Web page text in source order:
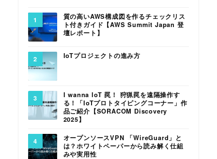
質の高いAWS構成図を作るチェックリス
ト付きガイド【AWS Summit Japan 登
壇レポート】
IoTプロジェクトの進み方
I wanna IoT 罠！ 狩猟罠を遠隔操作す
る！「IoTプロトタイピングコーナー」作
品ご紹介【SORACOM Discovery
2025】
オープンソースVPN 「WireGuard」と
は？ホワイトペーパーから読み解く仕組
みや実用性